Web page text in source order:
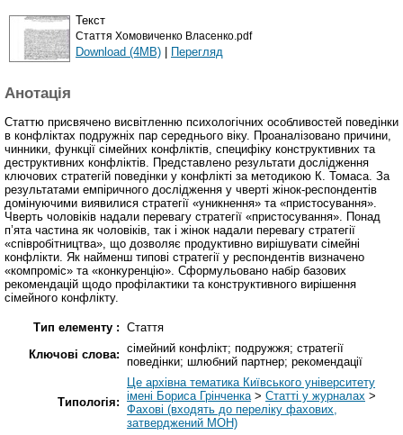
Текст
Стаття Хомовиченко Власенко.pdf
Download (4MB) | Перегляд
Анотація
Статтю присвячено висвітленню психологічних особливостей поведінки
в конфліктах подружніх пар середнього віку. Проаналізовано причини,
чинники, функції сімейних конфліктів, специфіку конструктивних та
деструктивних конфліктів. Представлено результати дослідження
ключових стратегій поведінки у конфлікті за методикою К. Томаса. За
результатами емпіричного дослідження у чверті жінок-респондентів
домінуючими виявилися стратегії «уникнення» та «пристосування».
Чверть чоловіків надали перевагу стратегії «пристосування». Понад
п’ята частина як чоловіків, так і жінок надали перевагу стратегії
«співробітництва», що дозволяє продуктивно вирішувати сімейні
конфлікти. Як найменш типові стратегії у респондентів визначено
«компроміс» та «конкуренцію». Сформульовано набір базових
рекомендацій щодо профілактики та конструктивного вирішення
сімейного конфлікту.
Тип елементу : Стаття
Ключові слова: сімейний конфлікт; подружжя; стратегії
поведінки; шлюбний партнер; рекомендації
Типологія:
Це архівна тематика Київського університету
імені Бориса Грінченка> Статті у журналах >
Фахові (входять до переліку фахових,
затверджений МОН)